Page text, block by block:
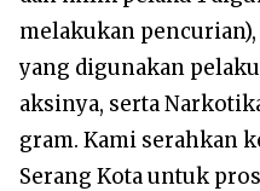
melakukan pencurian),
yang digunakan
aksinya, serta
gram. Kami serahkan
Serang Kota untuk